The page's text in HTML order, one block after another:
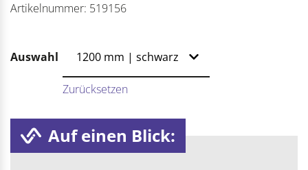
Artikelnummer: 519156
Auswahl
Zurücksetzen
Auf einen Blick: